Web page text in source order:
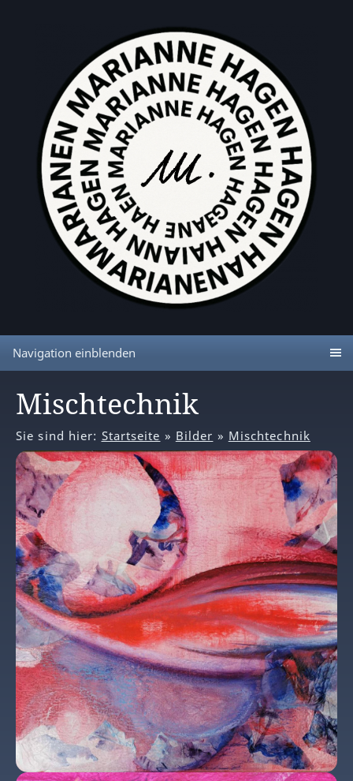
Navigation einblenden
Mischtechnik
Sie sind hier: Startseite » Bilder » Mischtechnik